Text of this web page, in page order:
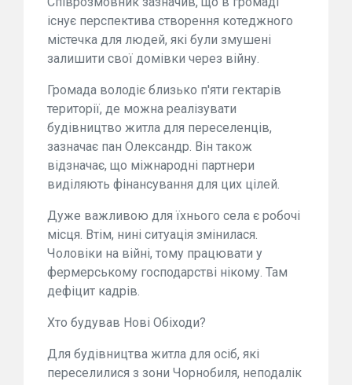
існує перспектива створення котеджного
містечка для людей, які були змушені
залишити свої домівки через війну.
Громада володіє близько п'яти гектарів
території, де можна реалізувати
будівництво житла для переселенців,
зазначає пан Олександр. Він також
відзначає, що міжнародні партнери
виділяють фінансування для цих цілей.
Дуже важливою для їхнього села є робочі
місця. Втім, нині ситуація змінилася.
Чоловіки на війні, тому працювати у
фермерському господарстві нікому. Там
дефіцит кадрів.
Хто будував Нові Обіходи?
Для будівництва житла для осіб, які
переселилися з зони Чорнобиля, неподалік